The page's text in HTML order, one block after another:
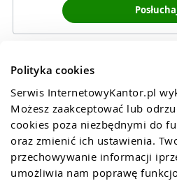
Polityka cookies
Serwis InternetowyKantor.pl
Możesz zaakceptować lub
cookies poza niezbędnymi do
oraz zmienić ich ustawienia.
przechowywanie informacji
umożliwia nam poprawę